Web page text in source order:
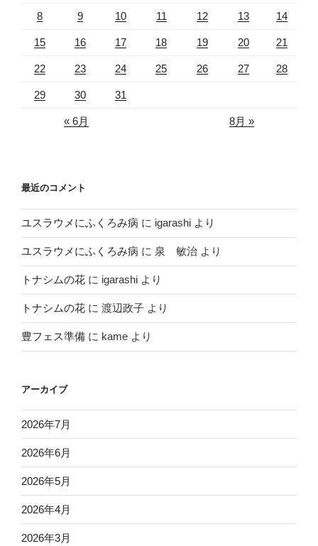
8 9 10 11 12 13 14
15 16 17 18 19 20 21
22 23 24 25 26 27 28
29 30 31
« 6月 8月 »
最近のコメント
ユスラウメにふくろみ病 に igarashi より
ユスラウメにふくろみ病 に 泉 敏治 より
トナシムの花 に igarashi より
トナシムの花 に 渡辺政子 より
豊フェス準備 に kame より
アーカイブ
2026年7月
2026年6月
2026年5月
2026年4月
2026年3月